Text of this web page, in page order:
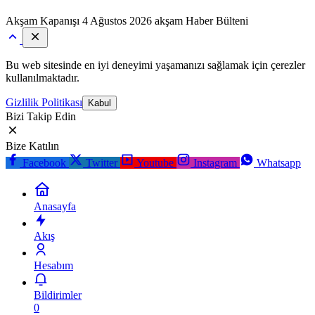
Akşam Kapanışı 4 Ağustos 2026 akşam Haber Bülteni
Bu web sitesinde en iyi deneyimi yaşamanızı sağlamak için çerezler
kullanılmaktadır.
Gizlilik Politikası Kabul
Bizi Takip Edin
Bize Katılın
Facebook
Twitter Youtube Instagram Whatsapp
Anasayfa
Akış
Hesabım
Bildirimler
0